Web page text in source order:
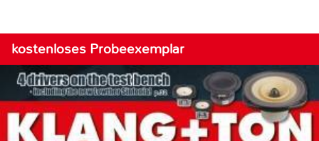
kostenloses Probeexemplar